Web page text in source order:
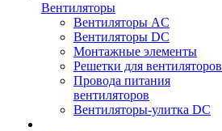
Вентиляторы
Вентиляторы AC
Вентиляторы DC
Монтажные элементы
Решетки для вентиляторов
Провода питания
вентиляторов
Вентиляторы-улитка DC